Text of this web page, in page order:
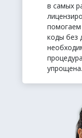
в самых
коды без
упрощена.